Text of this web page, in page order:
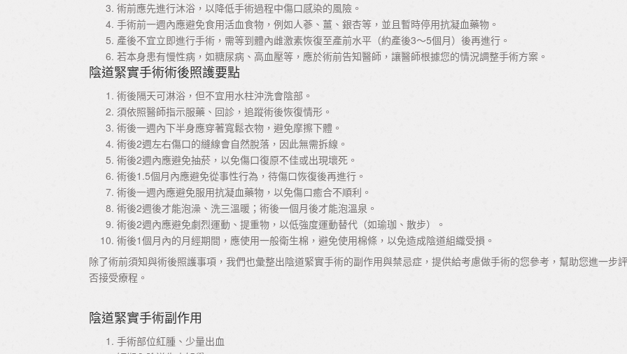
術前應先進行沐浴，以降低手術過程中傷口感染的風險。
手術前一週內應避免食用活血食物，例如人蔘、薑、銀杏等，並且暫時停用抗凝血藥物。
產後不宜立即進行手術，需等到體內雌激素恢復至產前水平（約產後3～5個月）後再進行。
若本身患有慢性病，如糖尿病、高血壓等，應於術前告知醫師，讓醫師根據您的情況調整手術方案。
陰道緊實手術術後照護要點
術後隔天可淋浴，但不宜用水柱沖洗會陰部。
須依照醫師指示服藥、回診，追蹤術後恢復情形。
術後一週內下半身應穿著寬鬆衣物，避免摩擦下體。
術後2週左右傷口的縫線會自然脫落，因此無需拆線。
術後2週內應避免抽菸，以免傷口復原不佳或出現壞死。
術後1.5個月內應避免從事性行為，待傷口恢復後再進行。
術後一週內應避免服用抗凝血藥物，以免傷口癒合不順利。
術後2週後才能泡澡、洗三溫暖；術後一個月後才能泡溫泉。
術後2週內應避免劇烈運動、提重物，以低強度運動替代（如瑜珈、散步）。
術後1個月內的月經期間，應使用一般衛生棉，避免使用棉條，以免造成陰道組織受損。
除了術前須知與術後照護事項，我們也彙整出陰道緊實手術的副作用與禁忌症，提供給考慮做手術的您參考，幫助您進一步
否接受療程。
陰道緊實手術副作用
手術部位紅腫、少量出血